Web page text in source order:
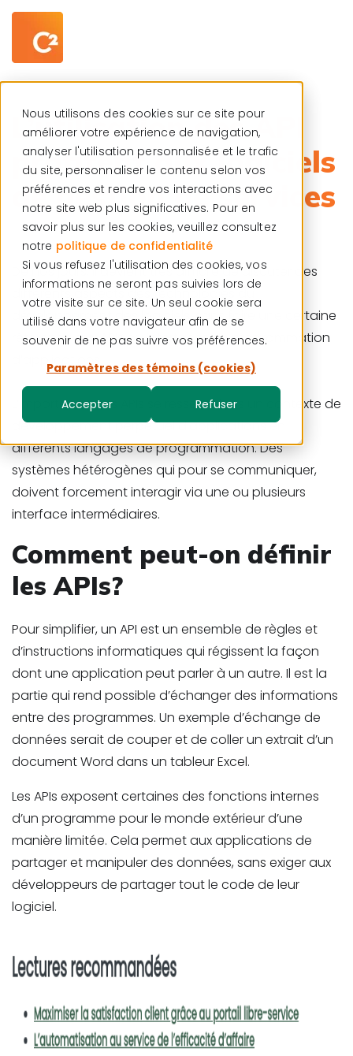
Nous utilisons des cookies sur ce site pour
améliorer votre expérience de navigation,
analyser l'utilisation personnalisée et le trafic
du site, personnaliser le contenu selon vos
préférences et rendre vos interactions avec
notre site web plus significatives. Pour en
savoir plus sur les cookies, veuillez consultez
notre politique de confidentialité
Si vous refusez l'utilisation des cookies, vos
informations ne seront pas suivies lors de
votre visite sur ce site. Un seul cookie sera
utilisé dans votre navigateur afin de se
souvenir de ne pas suivre vos préférences.
Paramètres des témoins (cookies)
Accepter Refuser
Centre de ressources
Français
L’utilisation des API
profitent aux logiciels
de gestion de services
De nos jours, Il devient très difficile de discuter des
différents aspects des technologies du
développement des logiciels, sans faire une certaine
référence aux APIs ou interfaces de programmation
d’applications.
L’importance des APIs se ressent dans un contexte de
développement perpétuel d’applications en
différents langages de programmation. Des
systèmes hétérogènes qui pour se communiquer,
doivent forcement interagir via une ou plusieurs
interface intermédiaires.
Comment peut-on définir
les APIs?
Pour simplifier, un API est un ensemble de règles et
d’instructions informatiques qui régissent la façon
dont une application peut parler à un autre. Il est la
partie qui rend possible d’échanger des informations
entre des programmes. Un exemple d’échange de
données serait de couper et de coller un extrait d’un
document Word dans un tableur Excel.
Les APIs exposent certaines des fonctions internes
d’un programme pour le monde extérieur d’une
manière limitée. Cela permet aux applications de
partager et manipuler des données, sans exiger aux
développeurs de partager tout le code de leur
logiciel.